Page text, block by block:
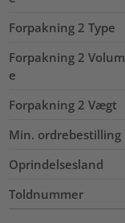
Forpakning 2 Type
Forpakning 2 Volum
e
Forpakning 2 Vægt
Min. ordrebestilling
Oprindelsesland
Toldnummer